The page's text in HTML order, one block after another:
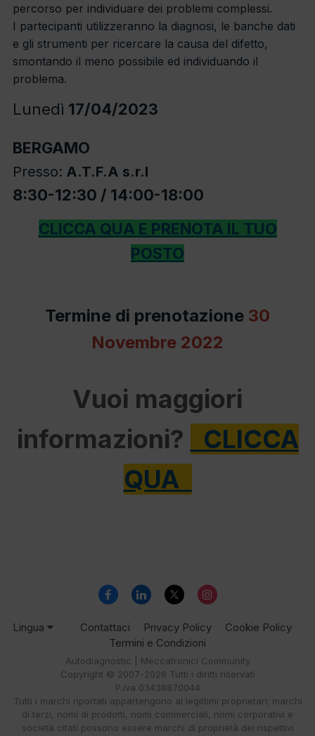
percorso per individuare dei problemi complessi.
I partecipanti utilizzeranno la diagnosi, le banche dati
e gli strumenti per ricercare la causa del difetto,
smontando il meno possibile ed individuando il
problema.
Lunedì 17/04/2023
BERGAMO
Presso: A.T.F.A s.r.l
8:30-12:30 / 14:00-18:00
CLICCA QUA E PRENOTA IL TUO
POSTO
Termine di prenotazione 30
Novembre 2022
Vuoi maggiori
informazioni?
CLICCA
QUA
Lingua Contattaci Privacy Policy
Cookie Policy
Termini e Condizioni
Autodiagnostic | Meccatronici Community
Copyright © 2007-2026 Tutti i diritti riservati
P.iva 03438870044
Tutti i marchi riportati appartengono ai legittimi proprietari; marchi
di terzi, nomi di prodotti, nomi commerciali, nomi corporativi e
società citati possono essere marchi di proprietà dei rispettivi